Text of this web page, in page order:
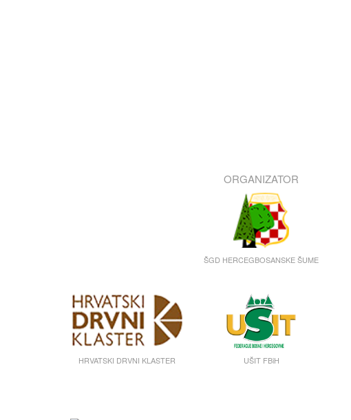
ORGANIZATOR
ŠGD HERCEGBOSANSKE ŠUME
HRVATSKI DRVNI KLASTER UŠIT FBiH